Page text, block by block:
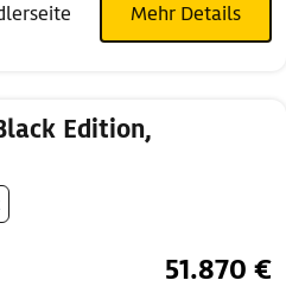
Mehr Details
Edition,
51.870 €